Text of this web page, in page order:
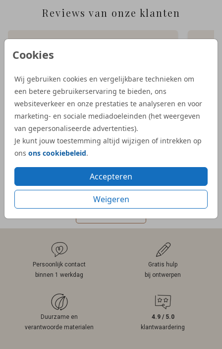
Cookies
Wij gebruiken cookies en vergelijkbare technieken om
een betere gebruikerservaring te bieden, ons
websiteverkeer en onze prestaties te analyseren en voor
marketing- en sociale mediadoeleinden (het weergeven
van gepersonaliseerde advertenties).
Je kunt jouw toestemming altijd wijzigen of intrekken op
ons ons cookiebeleid.
Accepteren
Weigeren
Reviews van onze klanten
Studio Dijs. We waren op zoek naar een
vonden we precies wat we zochten. Zowel
de proefdruk als de daadwerkelijke
geboortekaartjes waren snel geleverd.”
- Kelly
-
Persoonlijk contact
binnen 1 werkdag
Gratis hulp
bij ontwerpen
Duurzame en
verantwoorde materialen
4.9 / 5.0
klantwaardering